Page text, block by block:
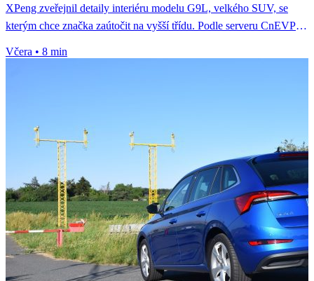
XPeng zveřejnil detaily interiéru modelu G9L, velkého SUV, se
kterým chce značka zaútočit na vyšší třídu. Podle serveru CnEVPost
Včera • 8 min